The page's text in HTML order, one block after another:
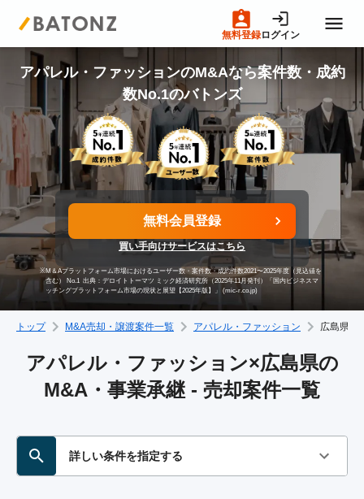
無料登録ログイン
トップページ
M&A案件一覧
売りたい方へ
買いたい方へ
成約事例
M&A専門家の方へ
アパレル・ファッションのM&Aなら案件数・成約
数No.1のバトンズ
無料会員登録
買い手向けサービスはこちら
※M＆Aプラットフォーム市場におけるユーザー数・案件数・成約件数2021〜2025年度（見込値を
含む） No.1 出典：デロイトトーマツ ミック経済研究所（2025年11月発刊）「国内ビジネスマ
ッチングプラットフォーム市場の現状と展望【2025年版】」 (mic-r.co.jp)
トップ M&A売却・譲渡案件一覧 アパレル・ファッション 広島県
アパレル・ファッション×広島県の
M&A・事業承継 - 売却案件一覧
詳しい条件を指定する